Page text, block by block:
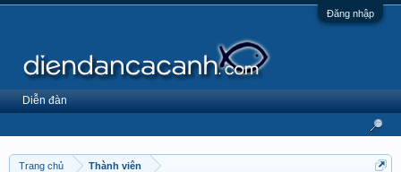
Đăng nhập
Trang chủ Thành viên
Diễn đàn